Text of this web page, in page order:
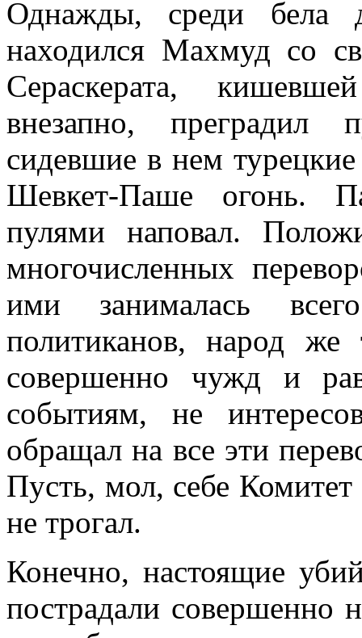
Однажды, среди бела
находился Махмуд со
Сераскерата,
внезапно, прегра­дил
сидевшие в нем
Шевкет-Паше огонь.
пулями наповал.
многочисленных
ими занималась
политиканов, народ
совершенно чужд и
событиям, не
обращал на все эти
Пусть, мол, себе
не трогал.
Конечно, настоящие
пострадали совершенно